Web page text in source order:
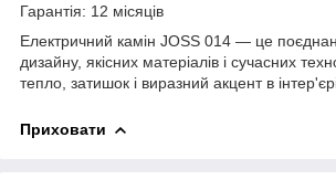
Гарантія: 12 місяців
Електричний камін JOSS 014 — це
дизайну, якісних матеріалів і сучасних
тепло, затишок і виразний акцент в
Приховати